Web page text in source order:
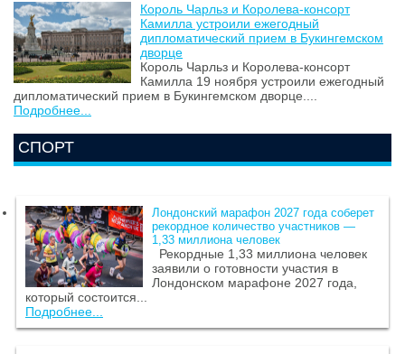
Король Чарльз и Королева-консорт
Камилла устроили ежегодный
дипломатический прием в Букингемском
дворце
Король Чарльз и Королева-консорт
Камилла 19 ноября устроили ежегодный
дипломатический прием в Букингемском дворце....
Подробнее...
СПОРТ
Лондонский марафон 2027 года соберет
рекордное количество участников —
1,33 миллиона человек
Рекордные 1,33 миллиона человек
заявили о готовности участия в
Лондонском марафоне 2027 года,
который состоится...
Подробнее...